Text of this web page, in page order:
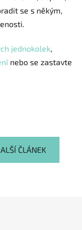
se s někým,
jednokolek,
nebo se zastavte
ČLÁNEK